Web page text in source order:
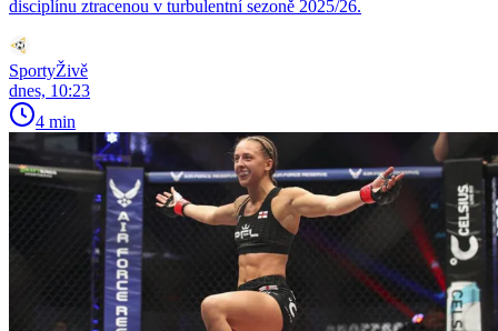
disciplínu ztracenou v turbulentní sezoně 2025/26.
SportyŽivě
dnes, 10:23
4 min